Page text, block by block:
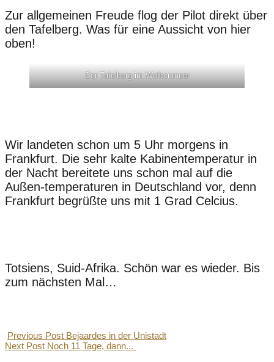
Zur allgemeinen Freude flog der Pilot direkt über
den Tafelberg. Was für eine Aussicht von hier
oben!
Der Tafelberg im Wolkenmeer
Wir landeten schon um 5 Uhr morgens in
Frankfurt. Die sehr kalte Kabinentemperatur in
der Nacht bereitete uns schon mal auf die
Außen-temperaturen in Deutschland vor, denn
Frankfurt begrüßte uns mit 1 Grad Celcius.
Totsiens, Suid-Afrika. Schön war es wieder. Bis
zum nächsten Mal…
Previous Post Bejaardes in der Unistadt
Next Post Noch 11 Tage, dann...